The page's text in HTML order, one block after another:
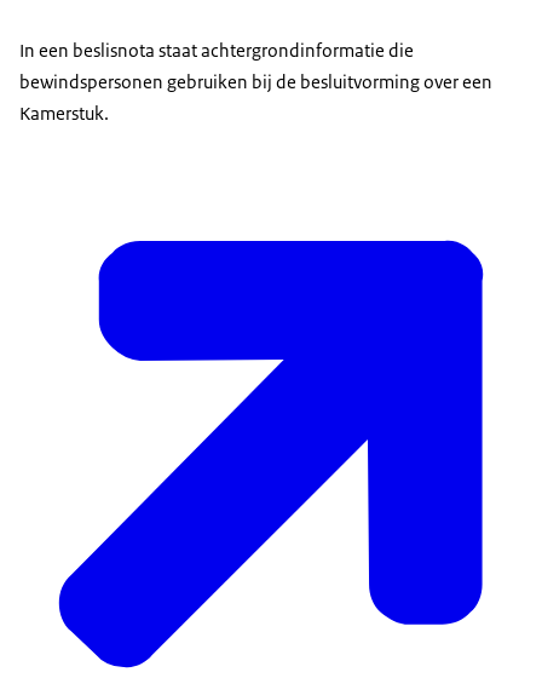
In een beslisnota staat achtergrondinformatie die
bewindspersonen gebruiken bij de besluitvorming over een
Kamerstuk.